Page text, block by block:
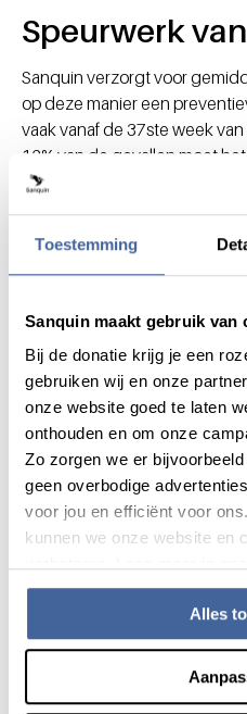
Toestemming
Sanquin maakt gebruik van
Bij de donatie krijg je een
gebruiken wij en onze
onze website goed te laten
onthouden en om onze
Zo zorgen we er
geen overbodige
voor jou en efficiënt voor
kunnen we onze website en
Alles
Speurwerk
Sanquin verzorgt voor
op deze manier een
vaak vanaf de 37ste week
12% van de gevallen moet
gebruikt worden. Jessie:
het ook echt van
speurwerk naar dit zeldzame
Nieuwsgierig
• Een heel bijzonder geval
passend bloed hebben
die aan sikkelcelanemie lijdt.
• Soms wordt een
antistoffen die de moeder
bloedgroep van het kind.
bloed te zoeken voor een
baarmoeder. Lees dit